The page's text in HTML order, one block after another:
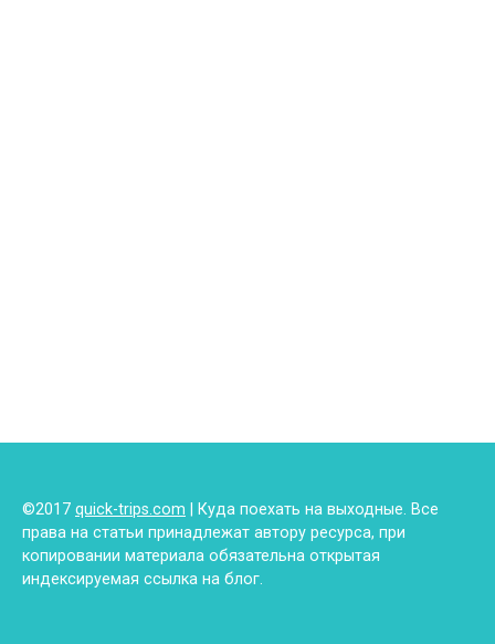
©2017 quick-trips.com | Куда поехать на выходные. Все
права на статьи принадлежат автору ресурса, при
копировании материала обязательна открытая
индексируемая ссылка на блог.